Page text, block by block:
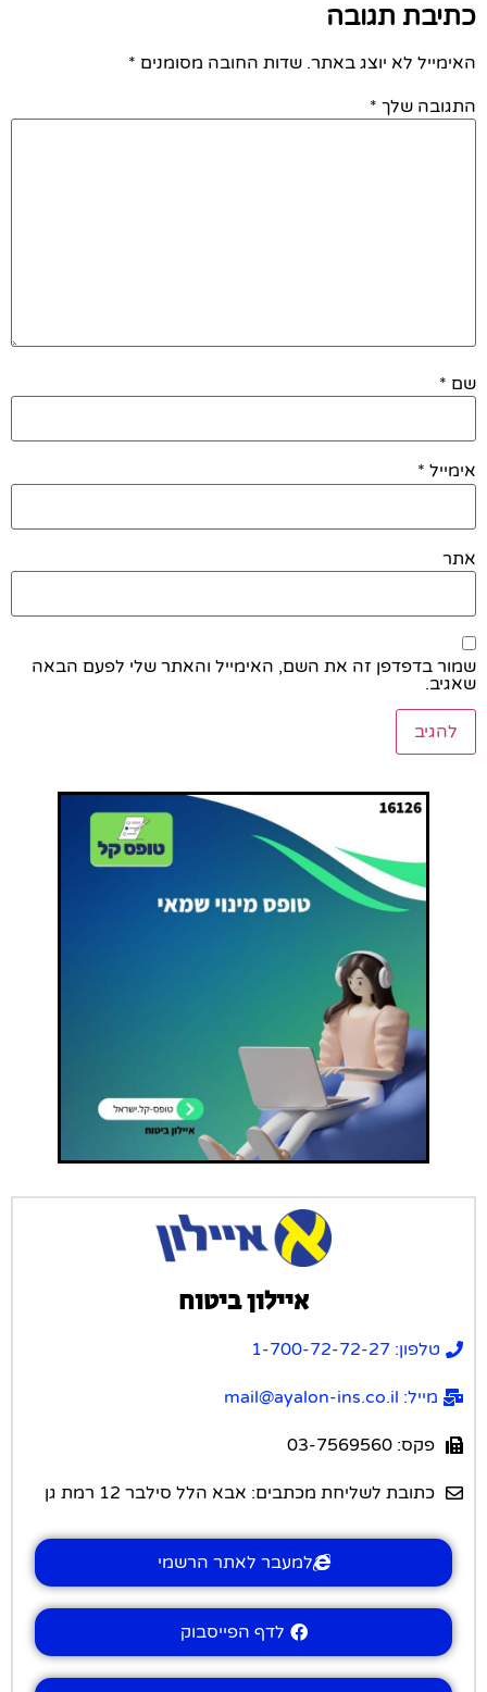
כתיבת תגובה
האימייל לא יוצג באתר. שדות החובה מסומנים *
התגובה שלך *
שם *
אימייל *
אתר
שמור בדפדפן זה את השם, האימייל והאתר שלי לפעם הבאה
שאגיב.
איילון ביטוח
טלפון: 1-700-72-72-27
מייל: mail@ayalon-ins.co.il
פקס: 03-7569560
כתובת לשליחת מכתבים: אבא הלל סילבר 12 רמת גן
למעבר לאתר הרשמי
לדף הפייסבוק